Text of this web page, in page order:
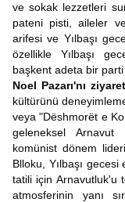
ve sokak lezzetleri
pateni pisti, aileler
arifesi ve Yılbaşı
özellikle Yılbaşı
başkent adeta bir parti
Noel Pazarı'nı
kültürünü
veya "Dëshmorët e
geleneksel Arnavut
komünist dönem
Blloku, Yılbaşı
tatili için Arnavutluk'u
atmosferinin yanı